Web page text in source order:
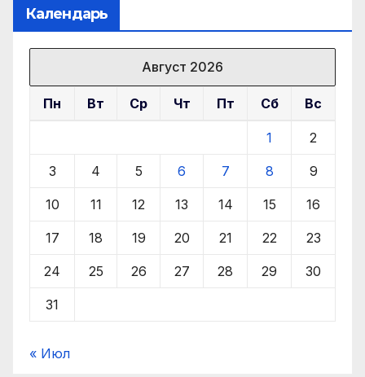
Календарь
Август 2026
Пн Вт Ср Чт Пт Сб Вс
1 2
3 4 5 6 7 8 9
10 11 12 13 14 15 16
17 18 19 20 21 22 23
24 25 26 27 28 29 30
31
« Июл